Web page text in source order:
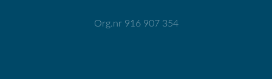
Org.nr 916 907 354